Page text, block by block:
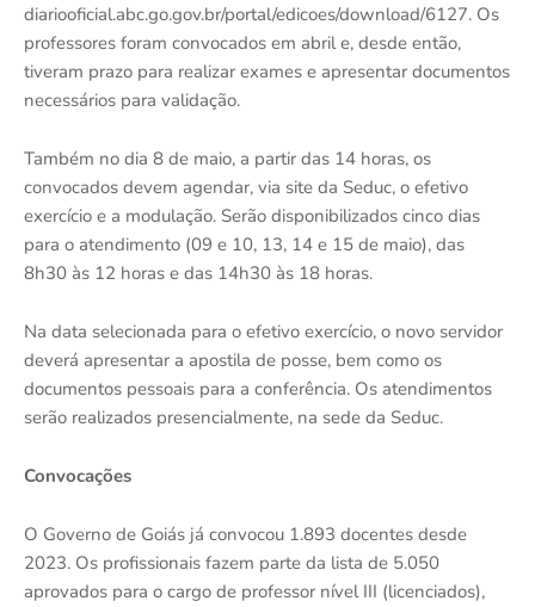
diariooficial.abc.go.gov.br/portal/edicoes/download/6127. Os
professores foram convocados em abril e, desde então,
tiveram prazo para realizar exames e apresentar documentos
necessários para validação.
Também no dia 8 de maio, a partir das 14 horas, os
convocados devem agendar, via site da Seduc, o efetivo
exercício e a modulação. Serão disponibilizados cinco dias
para o atendimento (09 e 10, 13, 14 e 15 de maio), das
8h30 às 12 horas e das 14h30 às 18 horas.
Na data selecionada para o efetivo exercício, o novo servidor
deverá apresentar a apostila de posse, bem como os
documentos pessoais para a conferência. Os atendimentos
serão realizados presencialmente, na sede da Seduc.
Convocações
O Governo de Goiás já convocou 1.893 docentes desde
2023. Os profissionais fazem parte da lista de 5.050
aprovados para o cargo de professor nível III (licenciados),